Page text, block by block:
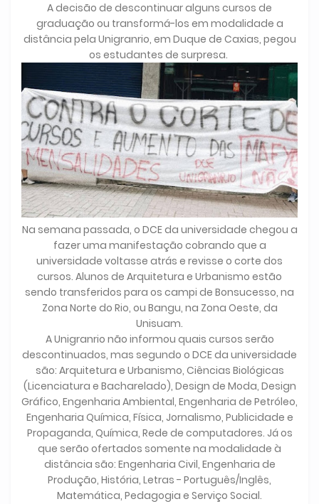
A decisão de descontinuar alguns cursos de
graduação ou transformá-los em modalidade a
distância pela Unigranrio, em Duque de Caxias, pegou
os estudantes de surpresa.
Na semana passada, o DCE da universidade chegou a
fazer uma manifestação cobrando que a
universidade voltasse atrás e revisse o corte dos
cursos. Alunos de Arquitetura e Urbanismo estão
sendo transferidos para os campi de Bonsucesso, na
Zona Norte do Rio, ou Bangu, na Zona Oeste, da
Unisuam.
A Unigranrio não informou quais cursos serão
descontinuados, mas segundo o DCE da universidade
são: Arquitetura e Urbanismo, Ciências Biológicas
(Licenciatura e Bacharelado), Design de Moda, Design
Gráfico, Engenharia Ambiental, Engenharia de Petróleo,
Engenharia Química, Física, Jornalismo, Publicidade e
Propaganda, Química, Rede de computadores. Já os
que serão ofertados somente na modalidade à
distância são: Engenharia Civil, Engenharia de
Produção, História, Letras - Português/Inglês,
Matemática, Pedagogia e Serviço Social.